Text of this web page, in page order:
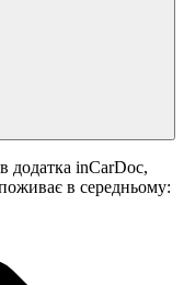
додатка inCarDoc,
в середньому: